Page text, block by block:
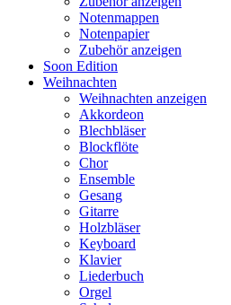
Notenmappen
Notenpapier
Zubehör anzeigen
Soon Edition
Weihnachten
Weihnachten anzeigen
Akkordeon
Blechbläser
Blockflöte
Chor
Ensemble
Gesang
Gitarre
Holzbläser
Keyboard
Klavier
Liederbuch
Orgel